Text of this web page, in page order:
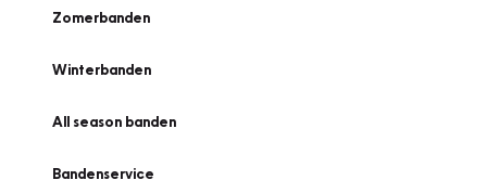
Zomerbanden
Winterbanden
All season banden
Bandenservice